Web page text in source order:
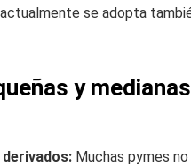
se adopta
y
Muchas pymes